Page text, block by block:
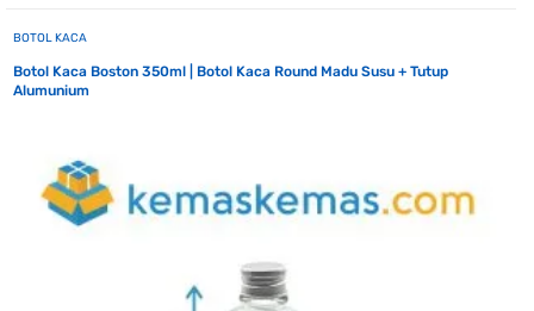
BOTOL KACA
Botol Kaca Boston 350ml | Botol Kaca Round Madu Susu + Tutup
Alumunium